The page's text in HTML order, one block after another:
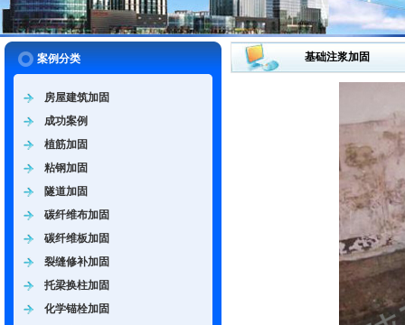
案例分类
房屋建筑加固
成功案例
植筋加固
粘钢加固
隧道加固
碳纤维布加固
碳纤维板加固
裂缝修补加固
托梁换柱加固
化学锚栓加固
基础注浆加固